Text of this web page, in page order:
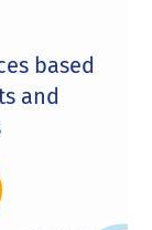
based
and